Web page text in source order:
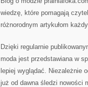
wiedzę, które pomagają
różnorodnym artykułom
Dzięki regularnie
moda jest przedstawiana w
lepiej wyglądać. Niezależnie
już od dawna śledzi nowości